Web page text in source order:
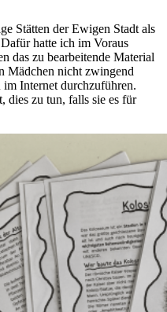
Stätten der Ewigen Stadt als
hatte ich im Voraus
das zu bearbeitende Material
Mädchen nicht zwingend
Internet durchzuführen.
dies zu tun, falls sie es für